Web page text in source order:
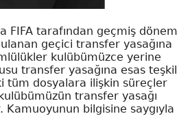
FIFA tarafından geçmiş dönem
geçici transfer yasağına
kulübümüzce yerine
transfer yasağına esas teşkil
tüm dosyalara ilişkin süreçler
transfer yasağı
Kamuoyunun bilgisine saygıyla